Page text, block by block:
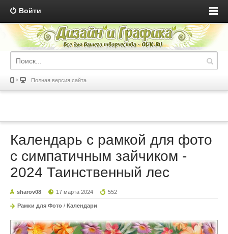
Войти
Полная версия сайта
Календарь с рамкой для фото
с симпатичным зайчиком -
2024 Таинственный лес
sharov08 17 марта 2024 552
Рамки для Фото / Календари